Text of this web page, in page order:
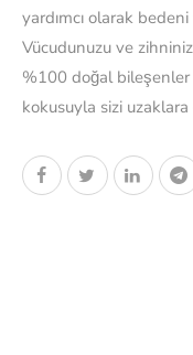
yardımcı olarak
Vücudunuzu ve
%100 doğal
kokusuyla sizi